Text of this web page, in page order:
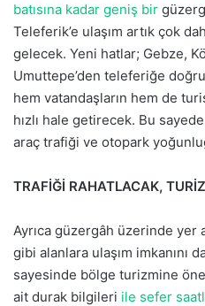
batısına kadar geniş bir
Teleferik’e ulaşım artık çok
gelecek. Yeni hatlar; Gebze,
Umuttepe’den teleferiğe
hem vatandaşların hem de
hızlı hale getirecek. Bu
araç trafiği ve otopark
TRAFİĞİ RAHATLACAK,
Ayrıca güzergâh üzerinde yer
gibi alanlara ulaşım imkanını
sayesinde bölge turizmine
ait durak bilgileri ile sefer